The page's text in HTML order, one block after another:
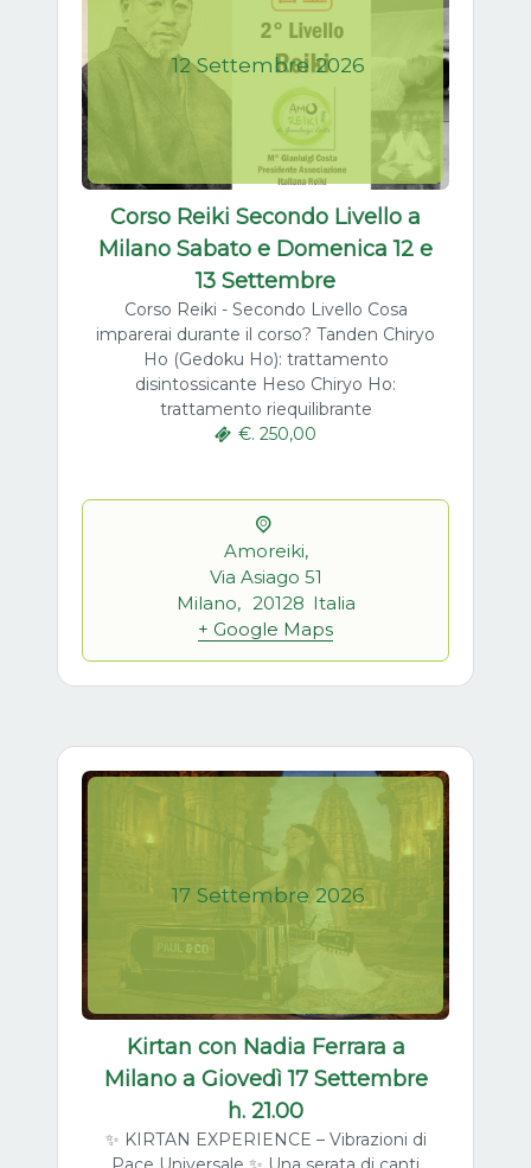
12 Settembre 2026
Corso Reiki Secondo Livello a
Milano Sabato e Domenica 12 e
13 Settembre
Corso Reiki - Secondo Livello Cosa
imparerai durante il corso? Tanden Chiryo
Ho (Gedoku Ho): trattamento
disintossicante Heso Chiryo Ho:
trattamento riequilibrante
€. 250,00
Amoreiki,
Via Asiago 51
Milano, 20128 Italia
+ Google Maps
17 Settembre 2026
Kirtan con Nadia Ferrara a
Milano a Giovedì 17 Settembre
h. 21.00
✨ KIRTAN EXPERIENCE – Vibrazioni di